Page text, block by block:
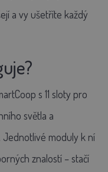
a vy ušetříte každý
s 11 sloty pro
světla a
Jednotlivé moduly k ní
znalostí – stačí